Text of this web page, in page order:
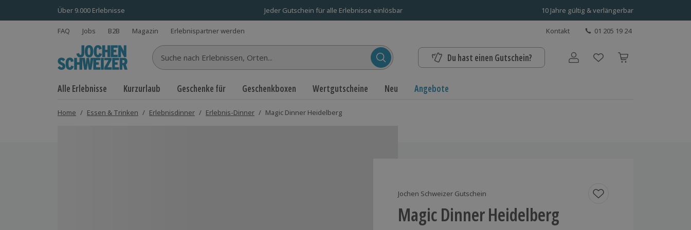
Über 9.000 Erlebnisse Jeder Gutschein für alle Erlebnisse einlösbar 10 Jahre gültig & verlängerbar
FAQ Jobs B2B Magazin Erlebnispartner werden Kontakt 01 205 19 24
Suche nach Erlebnissen... Du hast einen Gutschein? Benutzerkonto
Alle Erlebnisse Kurzurlaub Geschenke für Geschenkboxen Wertgutscheine Neu Angebote
Home / Essen & Trinken / Erlebnisdinner / Erlebnis-Dinner / Magic Dinner Heidelberg
Jochen Schweizer Gutschein
Magic Dinner Heidelberg